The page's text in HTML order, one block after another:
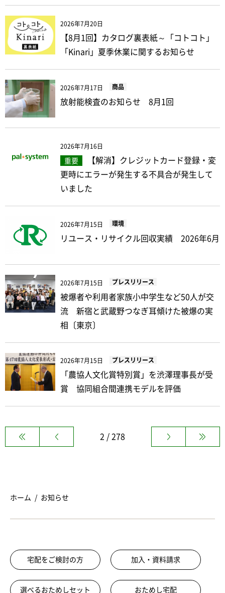
2026年7月20日
【8月1回】カタログ裏表紙～「コトコト」
「Kinari」夏季休業に関するお知らせ
2026年7月17日 商品
放射能検査のお知らせ 8月1回
2026年7月16日
重要
【解消】クレジットカード登録・変
更時にエラーが発生する不具合が発生して
いました
2026年7月15日 環境
リユース・リサイクル回収実績 2026年6月
2026年7月15日 プレスリリース
被爆者や利用者家族小中学生など50人が交
流 新宿と武蔵野つなぎ耳傾けた被爆の実
相〔東京〕
2026年7月15日 プレスリリース
「農協人文化賞特別賞」を渋澤理事長が受
賞 協同組合間連携モデルを評価
2 / 278
ホーム お知らせ
宅配をご検討の方 加入・資料請求
選べるおためしセット おためし宅配